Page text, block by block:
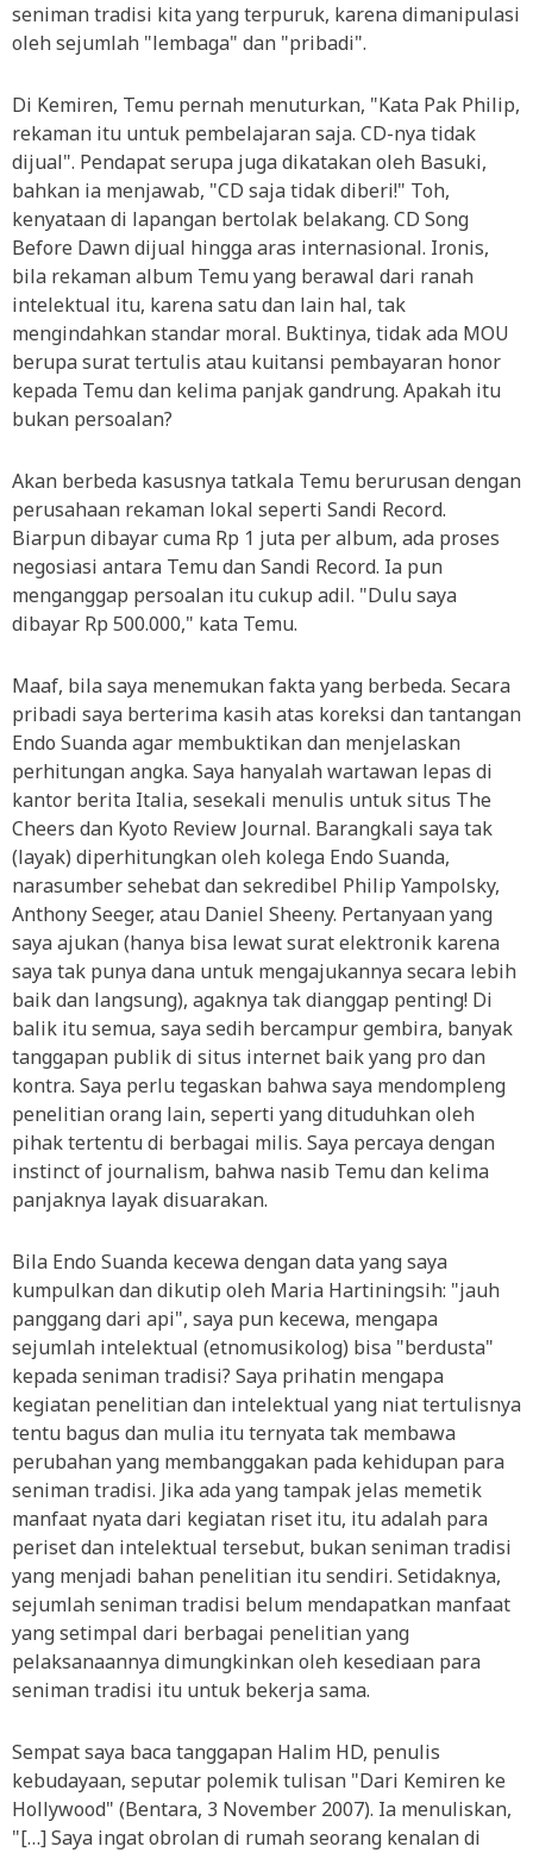
seniman tradisi kita yang terpuruk, karena dimanipulasi
oleh sejumlah "lembaga" dan "pribadi".
Di Kemiren, Temu pernah menuturkan, "Kata Pak Philip,
rekaman itu untuk pembelajaran saja. CD-nya tidak
dijual". Pendapat serupa juga dikatakan oleh Basuki,
bahkan ia menjawab, "CD saja tidak diberi!" Toh,
kenyataan di lapangan bertolak belakang. CD Song
Before Dawn dijual hingga aras internasional. Ironis,
bila rekaman album Temu yang berawal dari ranah
intelektual itu, karena satu dan lain hal, tak
mengindahkan standar moral. Buktinya, tidak ada MOU
berupa surat tertulis atau kuitansi pembayaran honor
kepada Temu dan kelima panjak gandrung. Apakah itu
bukan persoalan?
Akan berbeda kasusnya tatkala Temu berurusan dengan
perusahaan rekaman lokal seperti Sandi Record.
Biarpun dibayar cuma Rp 1 juta per album, ada proses
negosiasi antara Temu dan Sandi Record. Ia pun
menganggap persoalan itu cukup adil. "Dulu saya
dibayar Rp 500.000," kata Temu.
Maaf, bila saya menemukan fakta yang berbeda. Secara
pribadi saya berterima kasih atas koreksi dan tantangan
Endo Suanda agar membuktikan dan menjelaskan
perhitungan angka. Saya hanyalah wartawan lepas di
kantor berita Italia, sesekali menulis untuk situs The
Cheers dan Kyoto Review Journal. Barangkali saya tak
(layak) diperhitungkan oleh kolega Endo Suanda,
narasumber sehebat dan sekredibel Philip Yampolsky,
Anthony Seeger, atau Daniel Sheeny. Pertanyaan yang
saya ajukan (hanya bisa lewat surat elektronik karena
saya tak punya dana untuk mengajukannya secara lebih
baik dan langsung), agaknya tak dianggap penting! Di
balik itu semua, saya sedih bercampur gembira, banyak
tanggapan publik di situs internet baik yang pro dan
kontra. Saya perlu tegaskan bahwa saya mendompleng
penelitian orang lain, seperti yang dituduhkan oleh
pihak tertentu di berbagai milis. Saya percaya dengan
instinct of journalism, bahwa nasib Temu dan kelima
panjaknya layak disuarakan.
Bila Endo Suanda kecewa dengan data yang saya
kumpulkan dan dikutip oleh Maria Hartiningsih: "jauh
panggang dari api", saya pun kecewa, mengapa
sejumlah intelektual (etnomusikolog) bisa "berdusta"
kepada seniman tradisi? Saya prihatin mengapa
kegiatan penelitian dan intelektual yang niat tertulisnya
tentu bagus dan mulia itu ternyata tak membawa
perubahan yang membanggakan pada kehidupan para
seniman tradisi. Jika ada yang tampak jelas memetik
manfaat nyata dari kegiatan riset itu, itu adalah para
periset dan intelektual tersebut, bukan seniman tradisi
yang menjadi bahan penelitian itu sendiri. Setidaknya,
sejumlah seniman tradisi belum mendapatkan manfaat
yang setimpal dari berbagai penelitian yang
pelaksanaannya dimungkinkan oleh kesediaan para
seniman tradisi itu untuk bekerja sama.
Sempat saya baca tanggapan Halim HD, penulis
kebudayaan, seputar polemik tulisan "Dari Kemiren ke
Hollywood" (Bentara, 3 November 2007). Ia menuliskan,
"[…] Saya ingat obrolan di rumah seorang kenalan di